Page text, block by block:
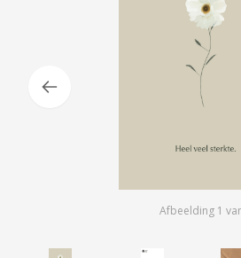
Afbeelding 1